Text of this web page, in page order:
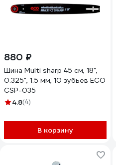
880 ₽
Шина Multi sharp 45 см, 18",
0.325", 1.5 мм, 10 зубьев ECO
CSP-035
4.8(4)
В корзину